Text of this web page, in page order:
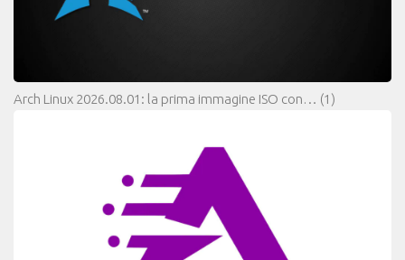
Arch Linux 2026.08.01: la prima immagine ISO con… (1)